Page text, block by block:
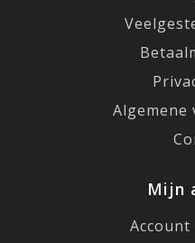
Algemene
Mijn